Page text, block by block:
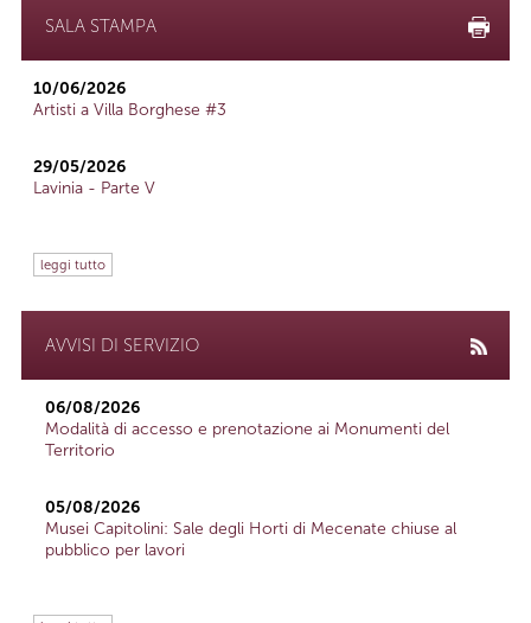
SALA STAMPA
10/06/2026
Artisti a Villa Borghese #3
29/05/2026
Lavinia - Parte V
leggi tutto
AVVISI DI SERVIZIO
06/08/2026
Modalità di accesso e prenotazione ai Monumenti del
Territorio
05/08/2026
Musei Capitolini: Sale degli Horti di Mecenate chiuse al
pubblico per lavori